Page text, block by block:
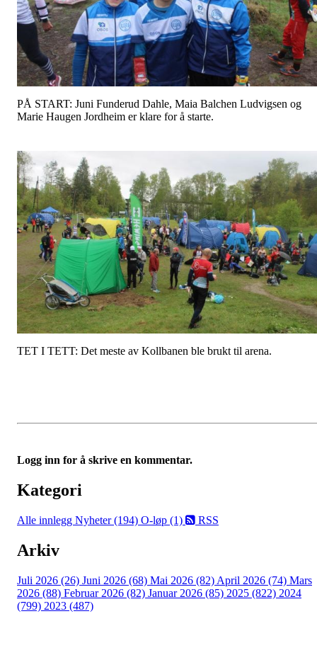
PÅ START: Juni Funderud Dahle, Maia Balchen Ludvigsen og
Marie Haugen Jordheim er klare for å starte.
TET I TETT: Det meste av Kollbanen ble brukt til arena.
Logg inn for å skrive en kommentar.
Kategori
Alle innlegg Nyheter (194) O-løp (1) RSS
Arkiv
Juli 2026 (26) Juni 2026 (68) Mai 2026 (82) April 2026 (74) Mars
2026 (88) Februar 2026 (82) Januar 2026 (85) 2025 (822) 2024
(799) 2023 (487)